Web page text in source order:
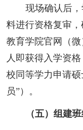
现场确认后，
料进行资格复审
教育学院官网（
人即获得入学资
校同等学力申请
员”）。
（五）组建